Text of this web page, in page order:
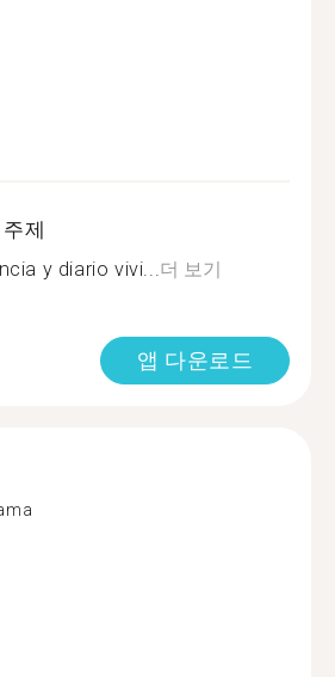
제
y diario vivi... 더 보기
앱 다운로드